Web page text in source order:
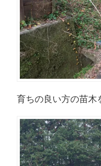
育ちの良い方の苗木